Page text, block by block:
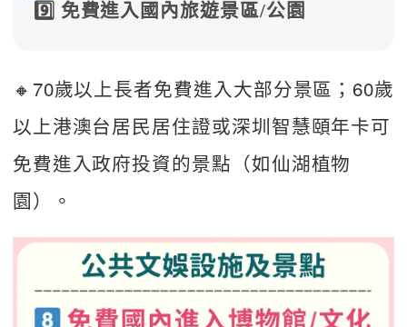
9️⃣ 免費進入國內旅遊景區/公園
🔸70歲以上長者免費進入大部分景區；60歲
以上港澳台居民居住證或深圳智慧頤年卡可
免費進入政府投資的景點（如仙湖植物
園）。